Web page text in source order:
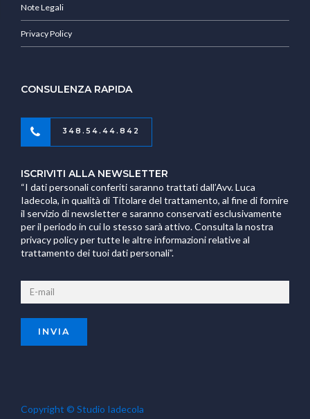
Note Legali
Privacy Policy
CONSULENZA RAPIDA
348.54.44.842
ISCRIVITI ALLA NEWSLETTER
“I dati personali conferiti saranno trattati dall’Avv. Luca
Iadecola, in qualità di Titolare del trattamento, al fine di fornire
il servizio di newsletter e saranno conservati esclusivamente
per il periodo in cui lo stesso sarà attivo. Consulta la nostra
privacy policy per tutte le altre informazioni relative al
trattamento dei tuoi dati personali”.
Copyright © Studio Iadecola